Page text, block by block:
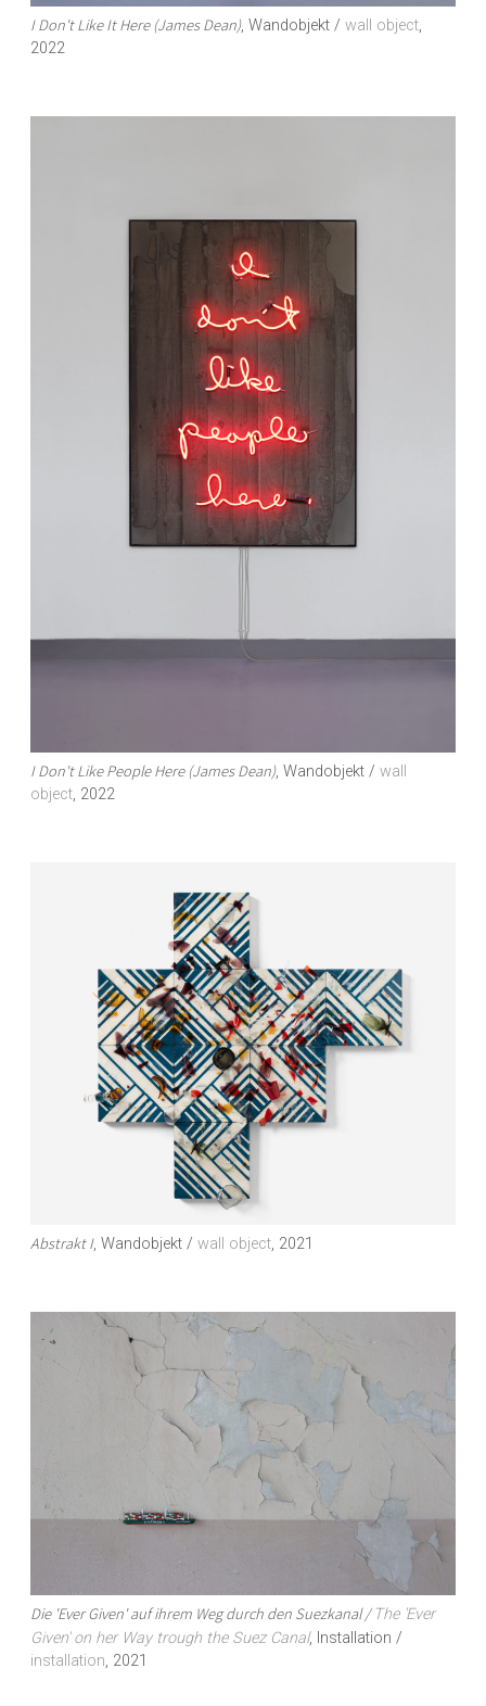
I Don't Like It Here (James Dean), Wandobjekt /wall object,
2022
I Don't Like People Here (James Dean), Wandobjekt /wall
object, 2022
Abstrakt I, Wandobjekt /wall object, 2021
Die 'Ever Given' auf ihrem Weg durch den Suezkanal /The 'Ever
Given' on her Way trough the Suez Canal, Installation /
installation, 2021